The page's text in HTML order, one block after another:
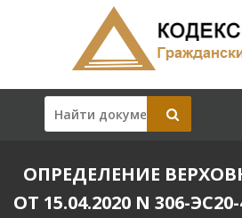
ОПРЕДЕЛЕНИЕ
ОТ 15.04.2020 N 306-